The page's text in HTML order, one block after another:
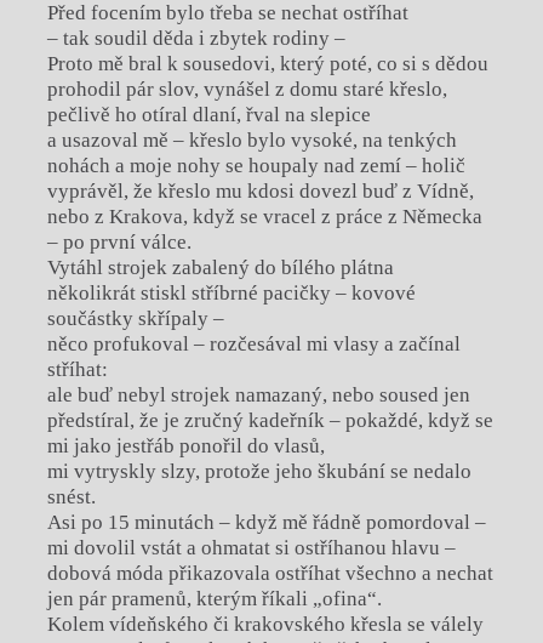
Před focením bylo třeba se nechat ostříhat
– tak soudil děda i zbytek rodiny –
Proto mě bral k sousedovi, který poté, co si s dědou
prohodil pár slov, vynášel z domu staré křeslo,
pečlivě ho otíral dlaní, řval na slepice
a usazoval mě – křeslo bylo vysoké, na tenkých
nohách a moje nohy se houpaly nad zemí – holič
vyprávěl, že křeslo mu kdosi dovezl buď z Vídně,
nebo z Krakova, když se vracel z práce z Německa
– po první válce.
Vytáhl strojek zabalený do bílého plátna
několikrát stiskl stříbrné pacičky – kovové
součástky skřípaly –
něco profukoval – rozčesával mi vlasy a začínal
stříhat:
ale buď nebyl strojek namazaný, nebo soused jen
předstíral, že je zručný kadeřník – pokaždé, když se
mi jako jestřáb ponořil do vlasů,
mi vytryskly slzy, protože jeho škubání se nedalo
snést.
Asi po 15 minutách – když mě řádně pomordoval –
mi dovolil vstát a ohmatat si ostříhanou hlavu –
dobová móda přikazovala ostříhat všechno a nechat
jen pár pramenů, kterým říkali „ofina“.
Kolem vídeňského či krakovského křesla se válely